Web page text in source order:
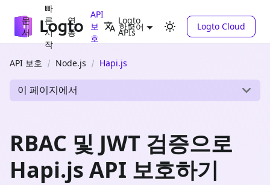
문
서
빠
른
시
작
연
동
API
보
호
Logto
APIs
한국어 Logto Cloud
API 보호 Node.js Hapi.js
이 페이지에서
RBAC 및 JWT 검증으로
Hapi.js API 보호하기